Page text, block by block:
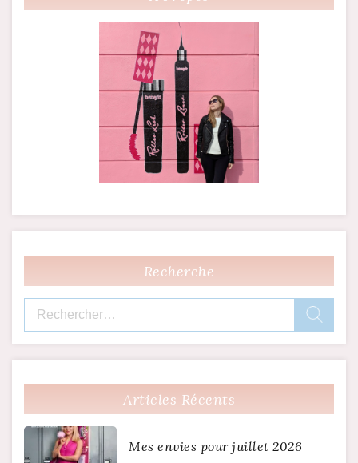
Recherche
Rechercher :
Articles Récents
Mes envies pour juillet 2026